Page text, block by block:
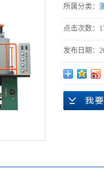
铸造类加热
道电加热
器
环保废气处
理
片干燥箱
位超声波
所属分类：
点击次数：
发布日期：